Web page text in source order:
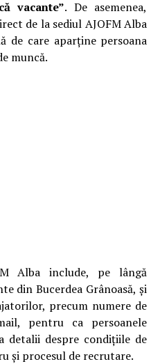
vacante”. De asemenea,
de la sediul AJOFM Alba
de care aparține persoana
muncă.
Alba include, pe lângă
din Bucerdea Grânoasă, și
precum numere de
pentru ca persoanele
detalii despre condițiile de
și procesul de recrutare.